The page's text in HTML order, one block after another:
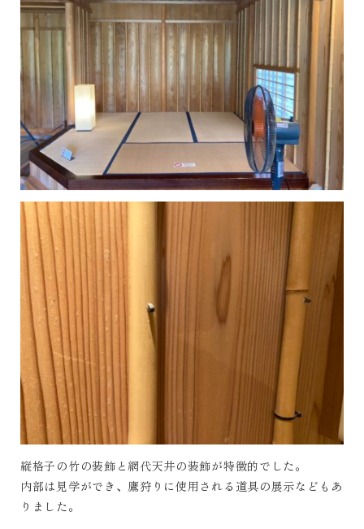
縦格子の竹の装飾と網代天井の装飾が特徴的でした。
内部は見学ができ、鷹狩りに使用される道具の展示などもあ
りました。